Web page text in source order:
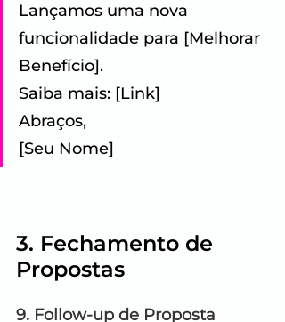
Lançamos uma nova
funcionalidade para [Melhorar
Benefício].
Saiba mais: [Link]
Abraços,
[Seu Nome]
3. Fechamento de
Propostas
9. Follow-up de Proposta